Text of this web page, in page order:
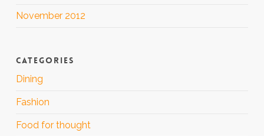
November 2012
CATEGORIES
Dining
Fashion
Food for thought